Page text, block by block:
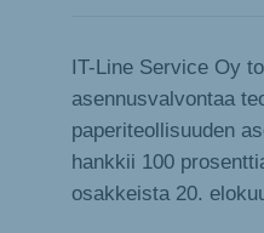
IT-Line Service Oy
asennusvalvontaa
paperiteollisuuden
hankkii 100
osakkeista 20.